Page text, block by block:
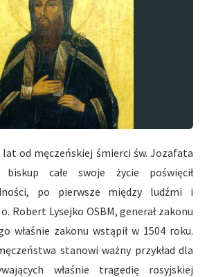
lat od męczeńskiej śmierci św. Jozafata
biskup całe swoje życie poświęcił
po pierwsze między ludźmi i
Robert Lysejko OSBM, generał zakonu
właśnie zakonu wstąpił w 1504 roku.
stanowi ważny przykład dla
właśnie tragedię rosyjskiej